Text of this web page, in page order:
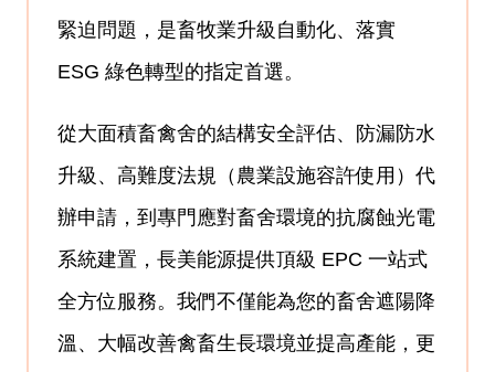
緊迫問題，是畜牧業升級自動化、落實
ESG 綠色轉型的指定首選。
從大面積畜禽舍的結構安全評估、防漏防水
升級、高難度法規（農業設施容許使用）代
辦申請，到專門應對畜舍環境的抗腐蝕光電
系統建置，長美能源提供頂級 EPC 一站式
全方位服務。我們不僅能為您的畜舍遮陽降
溫、大幅改善禽畜生長環境並提高產能，更